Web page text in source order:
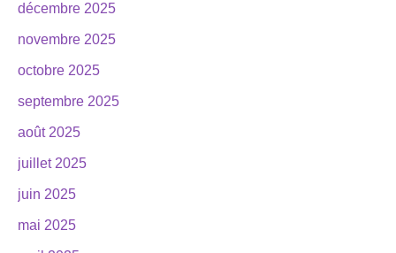
décembre 2025
novembre 2025
octobre 2025
septembre 2025
août 2025
juillet 2025
juin 2025
mai 2025